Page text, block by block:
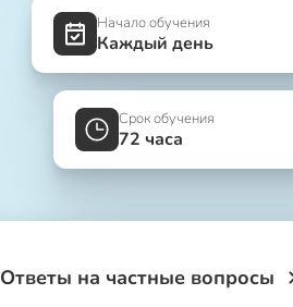
Начало обучения
Каждый день
Срок обучения
72 часа
Ответы на частные вопросы